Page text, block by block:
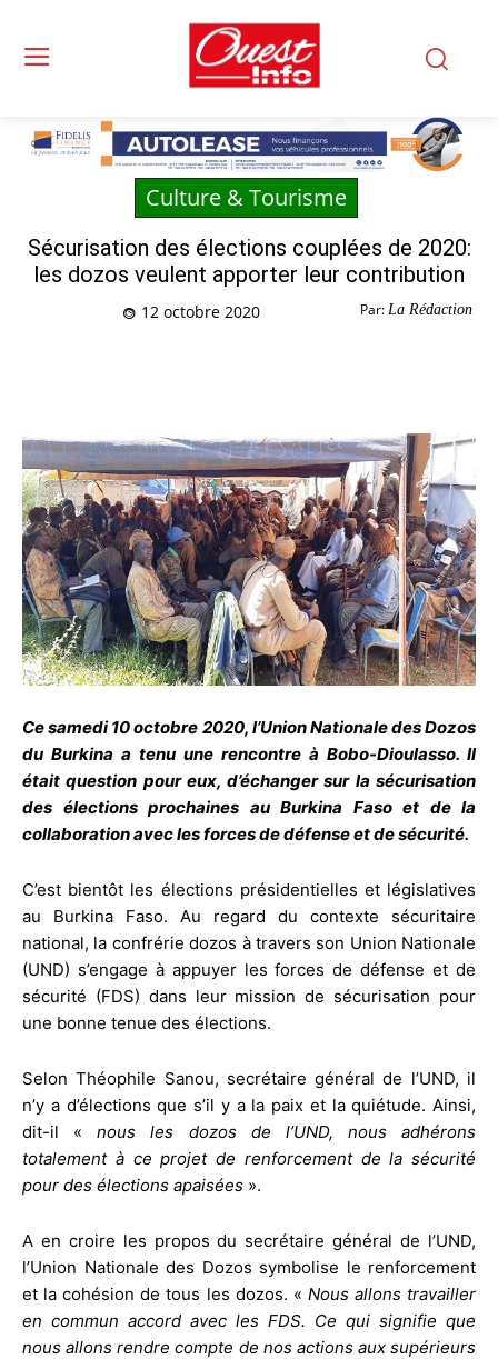
Culture & Tourisme
Sécurisation des élections couplées de 2020:
les dozos veulent apporter leur contribution
Par: La Rédaction
12 octobre 2020
Ce samedi 10 octobre 2020, l’Union Nationale des Dozos
du Burkina a tenu une rencontre à Bobo-Dioulasso. Il
était question pour eux, d’échanger sur la sécurisation
des élections prochaines au Burkina Faso et de la
collaboration avec les forces de défense et de sécurité.
C’est bientôt les élections présidentielles et législatives
au Burkina Faso. Au regard du contexte sécuritaire
national, la confrérie dozos à travers son Union Nationale
(UND) s’engage à appuyer les forces de défense et de
sécurité (FDS) dans leur mission de sécurisation pour
une bonne tenue des élections.
Selon Théophile Sanou, secrétaire général de l’UND, il
n’y a d’élections que s’il y a la paix et la quiétude. Ainsi,
dit-il «nous les dozos de l’UND, nous adhérons
totalement à ce projet de renforcement de la sécurité
pour des élections apaisées ».
A en croire les propos du secrétaire général de l’UND,
l’Union Nationale des Dozos symbolise le renforcement
et la cohésion de tous les dozos. « Nous allons travailler
en commun accord avec les FDS. Ce qui signifie que
nous allons rendre compte de nos actions aux supérieurs